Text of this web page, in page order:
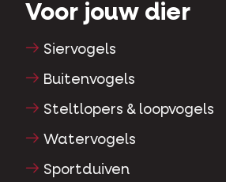
Voor jouw dier
Siervogels
Buitenvogels
Steltlopers & loopvogels
Watervogels
Sportduiven